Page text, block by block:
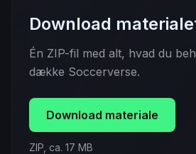
Download
Én ZIP-fil med alt, hvad du
dække Soccerverse.
Download materiale
ZIP, ca. 17 MB